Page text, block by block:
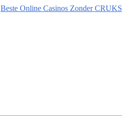
Beste Online Casinos Zonder CRUKS